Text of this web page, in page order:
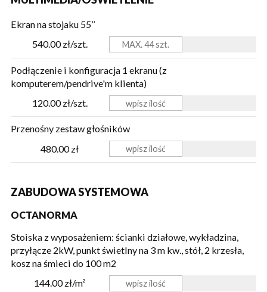
Ekran na stojaku 55’’
540.00 zł/szt.
Podłączenie i konfiguracja 1 ekranu (z
komputerem/pendrive'm klienta)
120.00 zł/szt.
Przenośny zestaw głośników
480.00 zł
ZABUDOWA SYSTEMOWA
OCTANORMA
Stoiska z wyposażeniem: ścianki działowe, wykładzina,
przyłącze 2kW, punkt świetlny na 3 m kw., stół, 2 krzesła,
kosz na śmieci do 100 m2
144.00 zł/m²